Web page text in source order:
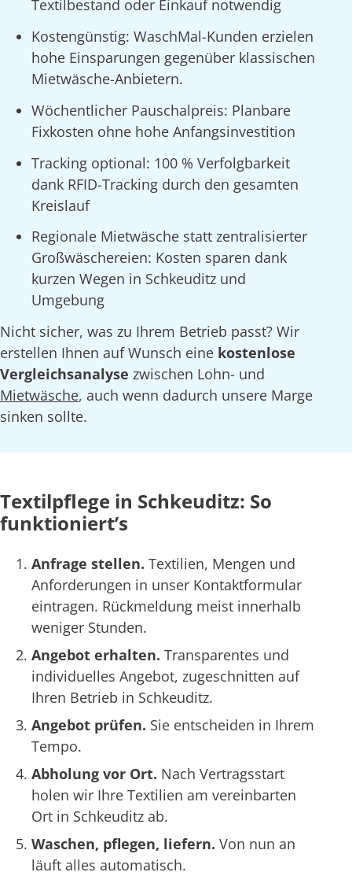
Textilbestand oder Einkauf notwendig
Kostengünstig: WaschMal-Kunden erzielen
hohe Einsparungen gegenüber klassischen
Mietwäsche-Anbietern.
Wöchentlicher Pauschalpreis: Planbare
Fixkosten ohne hohe Anfangsinvestition
Tracking optional: 100 % Verfolgbarkeit
dank RFID-Tracking durch den gesamten
Kreislauf
Regionale Mietwäsche statt zentralisierter
Großwäschereien: Kosten sparen dank
kurzen Wegen in Schkeuditz und
Umgebung
Nicht sicher, was zu Ihrem Betrieb passt? Wir
erstellen Ihnen auf Wunsch eine kostenlose
Vergleichsanalyse zwischen Lohn- und
Mietwäsche, auch wenn dadurch unsere Marge
sinken sollte.
Textilpflege in Schkeuditz: So
funktioniert’s
Anfrage stellen. Textilien, Mengen und
Anforderungen in unser Kontaktformular
eintragen. Rückmeldung meist innerhalb
weniger Stunden.
Angebot erhalten. Transparentes und
individuelles Angebot, zugeschnitten auf
Ihren Betrieb in Schkeuditz.
Angebot prüfen. Sie entscheiden in Ihrem
Tempo.
Abholung vor Ort. Nach Vertragsstart
holen wir Ihre Textilien am vereinbarten
Ort in Schkeuditz ab.
Waschen, pflegen, liefern. Von nun an
läuft alles automatisch.